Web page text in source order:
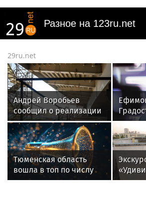
Разное на 123ru.net
29ru.net
Андрей Воробьев
сообщил о реализации
80 крупных дорожных
проектов в
Подмосковье
семь
Тюменская область
вошла в топ по числу
туристов за полугодие